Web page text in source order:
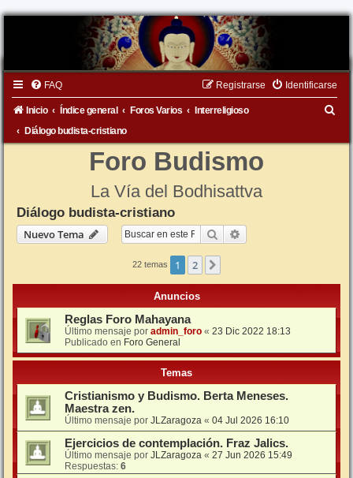
FAQ Identificarse
Registrarse
Inicio Índice general Foros Varios
Interreligioso
Diálogo budista-cristiano
Foro Budismo
La Vía del Bodhisattva
Diálogo budista-cristiano
Nuevo Tema
Buscar
22 temas 1 2
Anuncios
Reglas Foro Mahayana
Último mensaje por admin_foro « 23 Dic 2022 18:13
Publicado en Foro General
Temas
Cristianismo y Budismo. Berta Meneses.
Maestra zen.
Último mensaje por JLZaragoza « 04 Jul 2026 16:10
Ejercicios de contemplación. Fraz Jalics.
Último mensaje por JLZaragoza « 27 Jun 2026 15:49
Respuestas: 6